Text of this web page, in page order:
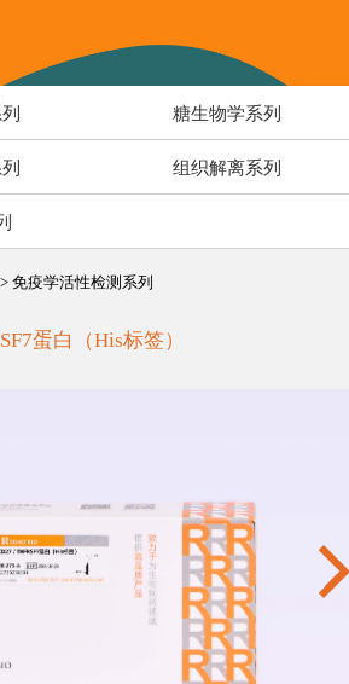
糖生物学系列
组织解离系列
>免疫学活性检测系列
蛋白（His标签）